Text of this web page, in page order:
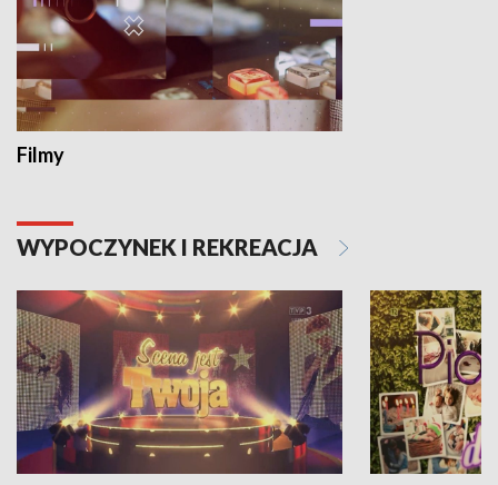
Filmy
WYPOCZYNEK I REKREACJA